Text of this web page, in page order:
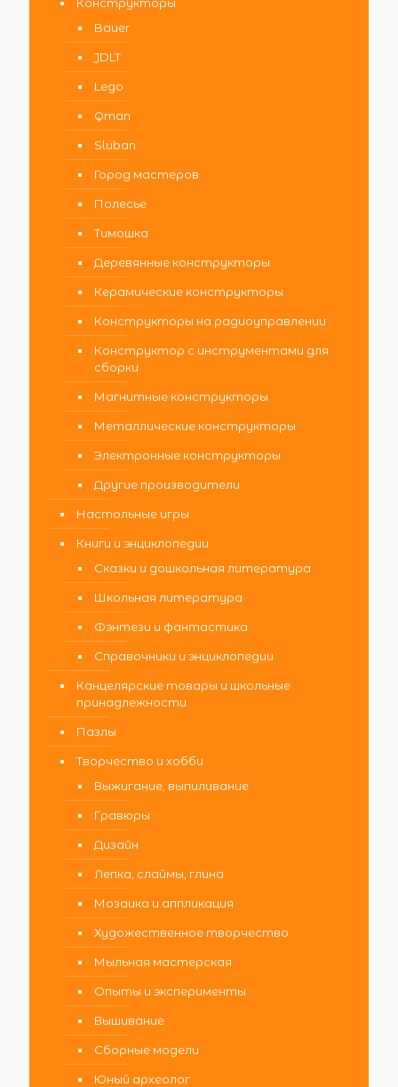
Bauer
JDLT
Lego
Qman
Sluban
Город мастеров
Полесье
Тимошка
Деревянные конструкторы
Керамические конструкторы
Конструкторы на радиоуправлении
Конструктор с инструментами для
сборки
Магнитные конструкторы
Металлические конструкторы
Электронные конструкторы
Другие производители
Настольные игры
Книги и энциклопедии
Сказки и дошкольная литература
Школьная литература
Фэнтези и фантастика
Справочники и энциклопедии
Канцелярские товары и школьные
принадлежности
Пазлы
Творчество и хобби
Выжигание, выпиливание
Гравюры
Дизайн
Лепка, слаймы, глина
Мозаика и аппликация
Художественное творчество
Мыльная мастерская
Опыты и эксперименты
Вышивание
Сборные модели
Юный археолог